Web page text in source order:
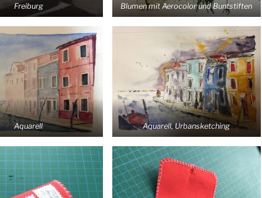
Freiburg
Blu­men mit Aero­co­lor und Buntstiften
Aqua­rell Aqua­rell, Urbansketching